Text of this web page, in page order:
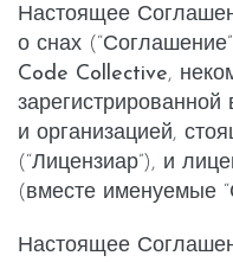
Настоящее
о снах
Code Collective,
и организацией,
(“Лицензиар”), и
(вместе именуемые
Настоящее